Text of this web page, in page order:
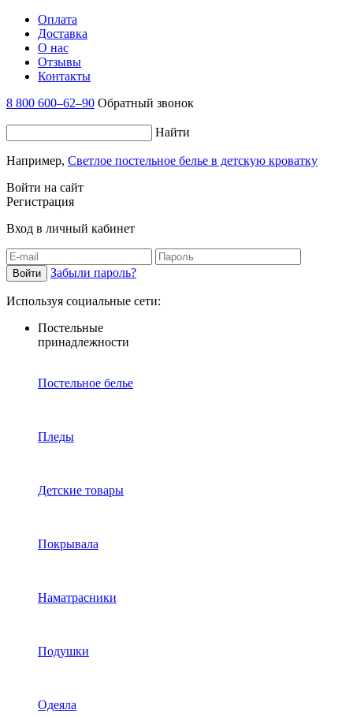
Оплата
Доставка
О нас
Отзывы
Контакты
8 800 600–62–90 Обратный звонок
Найти
Например, Светлое постельное белье в детскую кроватку
Войти на сайт
Регистрация
Вход в личный кабинет
Забыли пароль?
Используя социальные сети:
Постельные
принадлежности
Постельное белье
Пледы
Детские товары
Покрывала
Наматрасники
Подушки
Одеяла